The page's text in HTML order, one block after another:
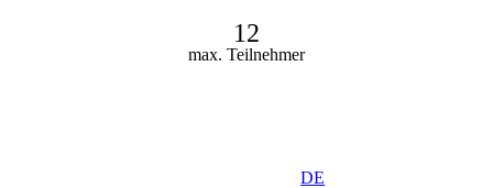
12
max. Teilnehmer
DE